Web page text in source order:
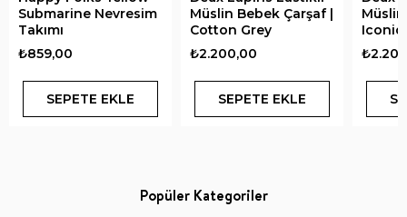
Submarine Nevresim
Takımı
₺859,00
SEPETE EKLE
Müslin Bebek Çarşaf |
Cotton Grey
₺2.200,00
SEPETE EKLE
Popüler Kategoriler